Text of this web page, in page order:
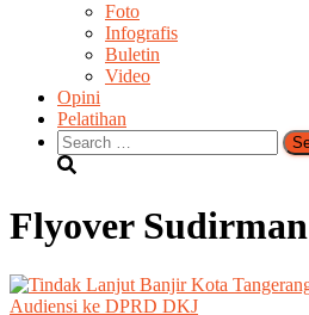
Foto
Infografis
Buletin
Video
Opini
Pelatihan
Search
for:
Flyover Sudirman